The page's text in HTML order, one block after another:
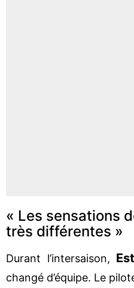
« Les sensations
très différentes »
Durant l’intersaison,
changé d’équipe. Le